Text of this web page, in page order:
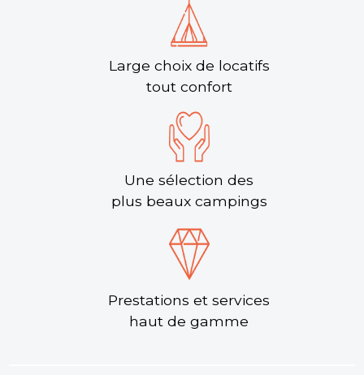
Large choix de locatifs
tout confort
Une sélection des
plus beaux campings
Prestations et services
haut de gamme